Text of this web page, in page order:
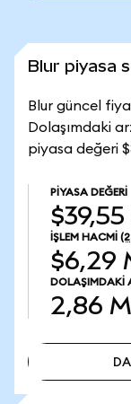
Blur piyasa
Blur güncel
Dolaşımdaki
piyasa değeri
PIYASA DEĞERI
İŞLEM HACMI
$6,29
DOLAŞIMDAKI
2,86